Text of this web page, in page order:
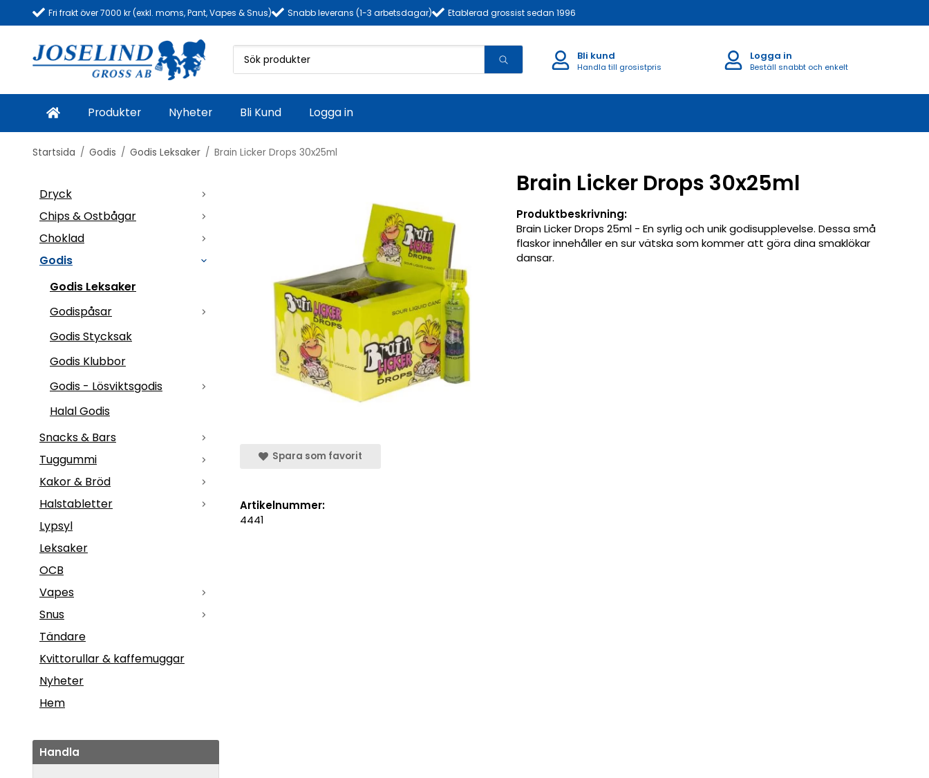
Fri frakt över 7000 kr (exkl. moms, Pant, Vapes & Snus) Snabb leverans (1-3 arbetsdagar) Etablerad grossist sedan 1996
Bli kund
Handla till grosistpris
Logga in
Beställ snabbt och enkelt
Produkter Nyheter Bli Kund Logga in
Startsida / Godis / Godis Leksaker / Brain Licker Drops 30x25ml
Dryck
Chips & Ostbågar
Choklad
Godis
Godis Leksaker
Godispåsar
Godis Stycksak
Godis Klubbor
Godis - Lösviktsgodis
Halal Godis
Snacks & Bars
Tuggummi
Kakor & Bröd
Halstabletter
Lypsyl
Leksaker
OCB
Vapes
Snus
Tändare
Kvittorullar & kaffemuggar
Nyheter
Hem
Handla
Brain Licker Drops 30x25ml
Produktbeskrivning:
Brain Licker Drops 25ml - En syrlig och unik godisupplevelse. Dessa små
flaskor innehåller en sur vätska som kommer att göra dina smaklökar
dansar.
Spara som favorit
Artikelnummer:
4441